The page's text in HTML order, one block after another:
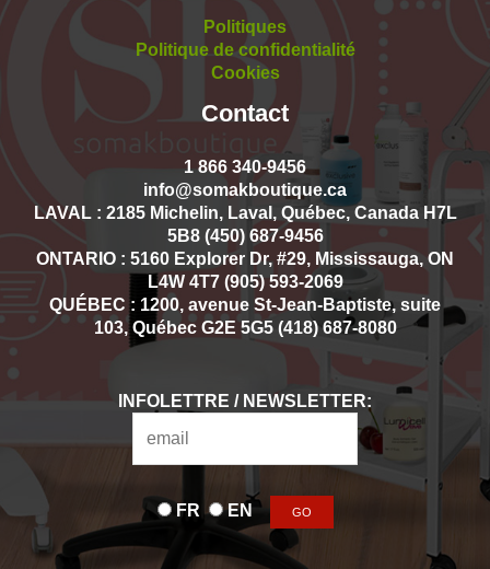
Politiques
Politique de confidentialité
Cookies
Contact
1 866 340-9456
info@somakboutique.ca
LAVAL : 2185 Michelin, Laval, Québec, Canada H7L
5B8 (450) 687-9456
ONTARIO : 5160 Explorer Dr, #29, Mississauga, ON
L4W 4T7 (905) 593-2069
QUÉBEC : 1200, avenue St-Jean-Baptiste, suite
103, Québec G2E 5G5 (418) 687-8080
INFOLETTRE / NEWSLETTER:
FR EN